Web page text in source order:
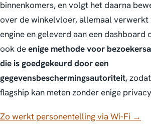
binnenkomers, en volgt het daarna
over de winkelvloer, allemaal verwerkt
engine en geleverd aan een dashboard
ook deenige methode voor
die is goedgekeurd door een
gegevensbeschermingsautoriteit,
flagship kan meten zonder enige
Zo werkt personentelling via Wi-Fi →